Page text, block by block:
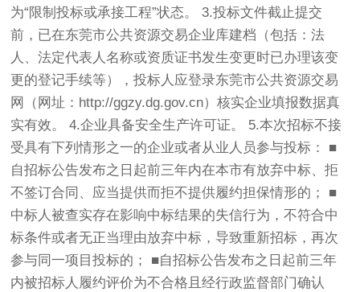
为“限制投标或承接工程”状态。 3.投标文件截止提交
前，已在东莞市公共资源交易企业库建档（包括：法
人、法定代表人名称或资质证书发生变更时已办理该变
更的登记手续等），投标人应登录东莞市公共资源交易
网（网址：http://ggzy.dg.gov.cn）核实企业填报数据真
实有效。 4.企业具备安全生产许可证。 5.本次招标不接
受具有下列情形之一的企业或者从业人员参与投标： ■
自招标公告发布之日起前三年内在本市有放弃中标、拒
不签订合同、应当提供而拒不提供履约担保情形的； ■
中标人被查实存在影响中标结果的失信行为，不符合中
标条件或者无正当理由放弃中标，导致重新招标，再次
参与同一项目投标的； ■自招标公告发布之日起前三年
内被招标人履约评价为不合格且经行政监督部门确认